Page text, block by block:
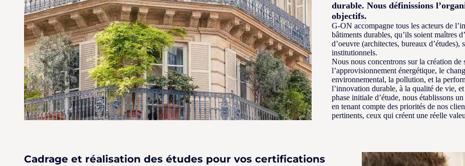
durable. Nous définissions
objectifs.
G-ON accompagne tous les acteurs de
bâtiments durables, qu’ils soient maîtres
d’oeuvre (architectes, bureaux
institutionnels.
Nous nous concentrons sur la création
l’approvisionnement énergétique, le
environnemental, la pollution, et la
l’innovation durable, à la qualité de vie,
phase initiale d’étude, nous établissons
en tenant compte des priorités de nos
pertinents, ceux qui créent une réelle
Cadrage et réalisation des études pour vos certifications